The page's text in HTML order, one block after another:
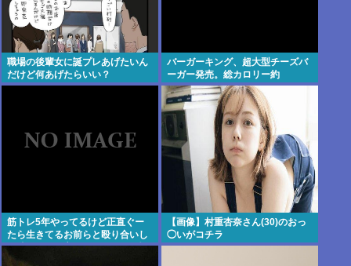
職場の後輩女に誕プレあげたいん
だけど何あげたらいい？
バーガーキング、超大型チーズバ
ーガー発売。総カロリー約
1656kcal 単品2490円
筋トレ5年やってるけど正直ぐー
たら生きてるお前らと殴り合いし
て勝てるかと言われるとだいぶ怪
しい
【画像】村重杏奈さん(30)のおっ
◯いがコチラ